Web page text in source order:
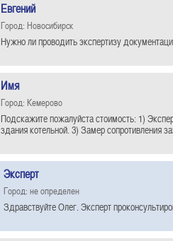
Евгений
Город: Новосибирск
Нужно ли проводить экспертизу
Имя
Город: Кемерово
Подскажите пожалуйста стоимость: 1)
здания котельной. 3) Замер сопротивления
Эксперт
Город: не определен
Здравствуйте Олег. Эксперт